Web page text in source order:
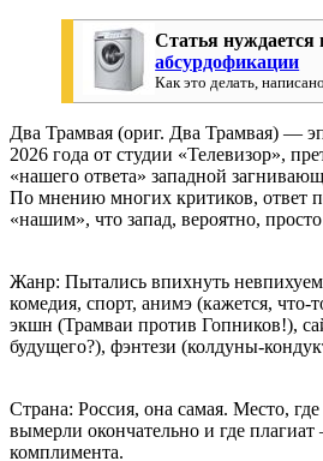
Статья нуждается
абсурдофикации
Как это делать,
Два Трамвая (ориг. Два Трамвая) —
2026 года от студии «Телевизор»,
«нашего ответа» западной
По мнению многих критиков, ответ
«нашим», что запад, вероятно,
Жанр: Пытались впихнуть
комедия, спорт, анимэ (кажется, что-
экшн (Трамваи против Гопников!),
будущего?), фэнтези (колдуны-
Страна: Россия, она самая. Место,
вымерли окончательно и где
комплимента.